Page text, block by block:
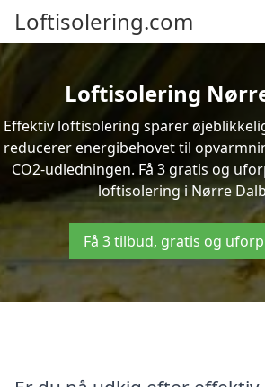
Loftisolering.com
Loftisolering
Effektiv loftisolering sparer
reducerer energibehovet til
CO2-udledningen. Få 3 gratis og
loftisolering i Nørre
Få 3 tilbud, gratis og